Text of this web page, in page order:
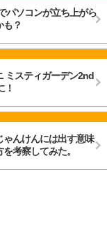
パソコンが立ち上がら
も？
ミスティガーデン2nd
！
ゃんけんには出す意味
考察してみた。